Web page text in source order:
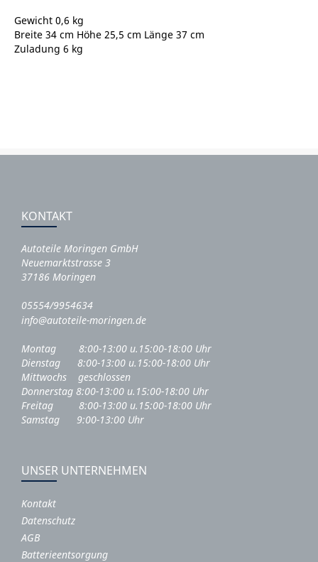
Gewicht 0,6 kg
Breite 34 cm Höhe 25,5 cm Länge 37 cm
Zuladung 6 kg
KONTAKT
Autoteile Moringen GmbH
Neuemarktstrasse 3
37186 Moringen
05554/9954634
info@autoteile-moringen.de
Montag 8:00-13:00 u.15:00-18:00 Uhr
Dienstag 8:00-13:00 u.15:00-18:00 Uhr
Mittwochs geschlossen
Donnerstag 8:00-13:00 u.15:00-18:00 Uhr
Freitag 8:00-13:00 u.15:00-18:00 Uhr
Samstag 9:00-13:00 Uhr
UNSER UNTERNEHMEN
Kontakt
Datenschutz
AGB
Batterieentsorgung